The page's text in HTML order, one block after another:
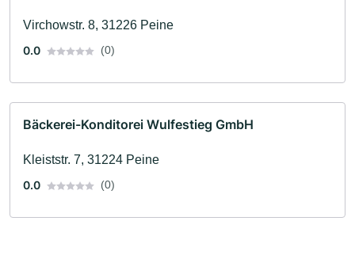
Virchowstr. 8, 31226 Peine
0.0
(0)
Bäckerei-Konditorei Wulfestieg GmbH
Kleiststr. 7, 31224 Peine
0.0
(0)